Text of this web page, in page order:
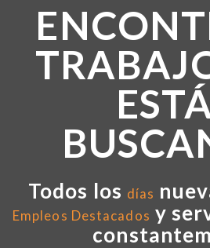
Todos los días
Empleos Destacados y